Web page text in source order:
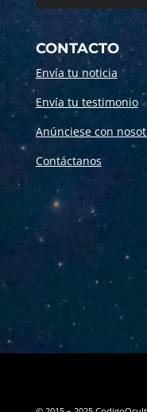
CONTACTO
Envía tu noticia
Envía tu testimonio
Anúnciese con
Contáctanos